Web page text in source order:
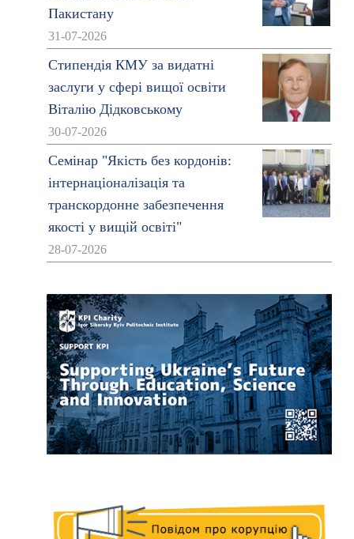
Пакистану
31-07-2026
Стипендія КМУ за видатні
заслуги у сфері вищої освіти
Віталію Дідковському
30-07-2026
Семінар "Якість без кордонів:
інтернаціоналізація та
транскордонне забезпечення
якості у вищій освіті"
28-07-2026